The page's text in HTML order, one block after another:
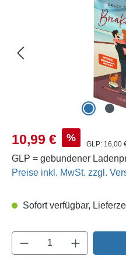
Verkaufspreis:
10,99 € %
GLP: 16,00
GLP = gebundener
Preise inkl. MwSt. zzgl.
Sofort verfügbar,
Produkt Anzahl: